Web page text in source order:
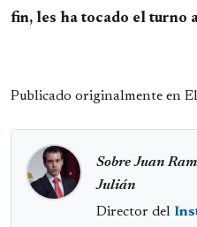
fin, les ha tocado el turno
Publicado originalmente en
Sobre Juan
Julián
Director del